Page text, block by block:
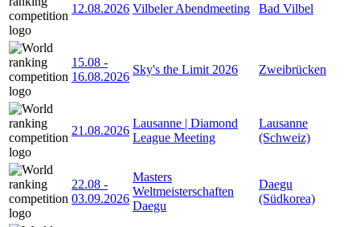
12.08.2026 Vilbeler Abendmeeting Bad Vilbel
15.08 -
16.08.2026
Sky's the Limit 2026 Zweibrücken
21.08.2026
Lausanne | Diamond
League Meeting
Lausanne
(Schweiz)
22.08 -
03.09.2026
Masters
Weltmeisterschaften
Daegu
Daegu
(Südkorea)